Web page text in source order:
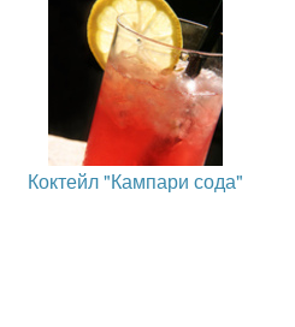
Коктейл "Кампари сода"